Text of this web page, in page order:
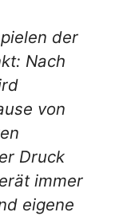
der
Nach
von
Druck
immer
eigene